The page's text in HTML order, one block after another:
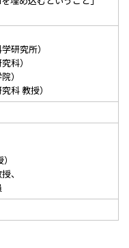
研究所）
科）
）
科 教授）
、